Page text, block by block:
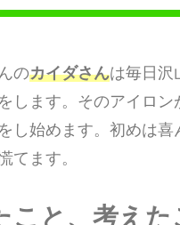
のカイダさんは毎日沢
します。そのアイロン
し始めます。初めは喜
てます。
こと、考えた